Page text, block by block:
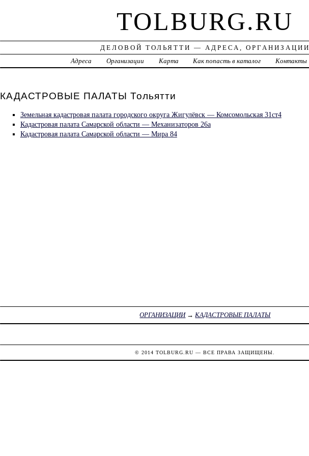
TOLBURG.RU
ДЕЛОВОЙ ТОЛЬЯТТИ — АДРЕСА, ОРГАНИЗАЦИИ
Адреса
Организации Карта Как попасть в каталог Контакты
КАДАСТРОВЫЕ ПАЛАТЫ Тольятти
Земельная кадастровая палата городского округа Жигулёвск — Комсомольская 31ст4
Кадастровая палата Самарской области — Механизаторов 26а
Кадастровая палата Самарской области — Мира 84
ОРГАНИЗАЦИИ→КАДАСТРОВЫЕ ПАЛАТЫ
© 2014TOLBURG.RU — ВСЕ ПРАВА ЗАЩИЩЕНЫ.